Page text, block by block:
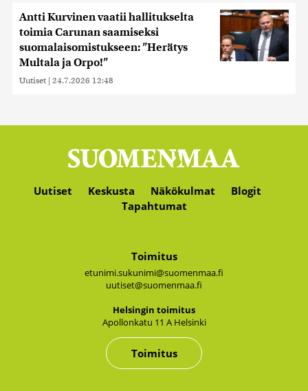
Antti Kurvinen vaatii hallitukselta
toimia Carunan saamiseksi
suomalaisomistukseen: ”Herätys
Multala ja Orpo!”
Uutiset | 24.7.2026 12:48
Uutiset Keskusta Näkökulmat
Blogit
Tapahtumat
Toimitus
etunimi.sukunimi@suomenmaa.fi
uutiset@suomenmaa.fi
Hel­sin­gin toi­mi­tus
Apol­lon­ka­tu 11 A Hel­sin­ki
Toimitus